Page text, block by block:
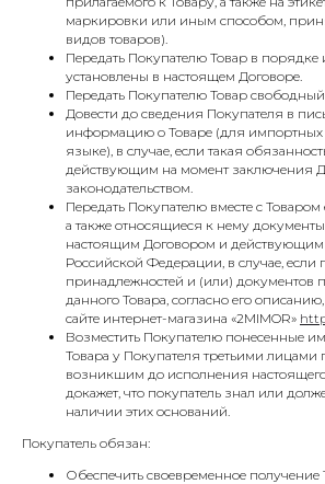
маркировки или иным способом,
видов товаров).
Передать Покупателю Товар в порядке
установлены в настоящем Договоре.
Передать Покупателю Товар свободный
Довести до сведения Покупателя в
информацию о Товаре (для импортных
языке), в случае, если такая
действующим на момент заключения
законодательством.
Передать Покупателю вместе с
а также относящиеся к нему
настоящим Договором и действующим
Российской Федерации, в случае, если
принадлежностей и (или) документов
данного Товара, согласно его
сайте интернет-магазина «2MIMOR»
Возместить Покупателю понесенные
Товара у Покупателя третьими лицами
возникшим до исполнения
докажет, что покупатель знал или
наличии этих оснований.
Покупатель обязан:
Обеспечить своевременное получение